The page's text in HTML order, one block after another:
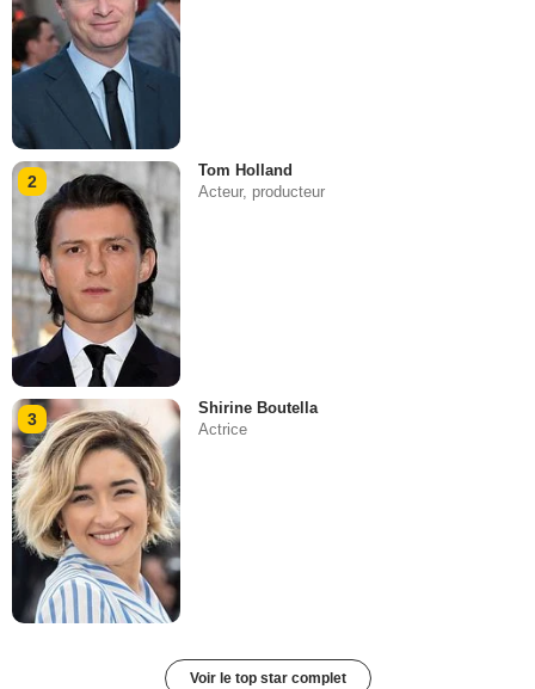
2
Tom Holland
Acteur, producteur
3
Shirine Boutella
Actrice
Voir le top star complet